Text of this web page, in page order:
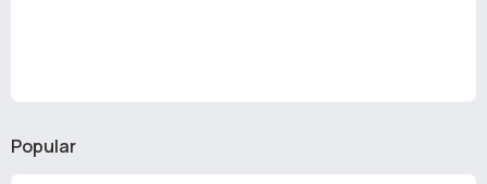
Popular